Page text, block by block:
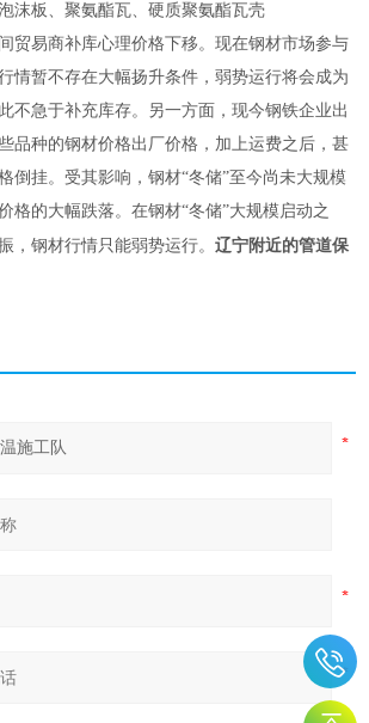
沫板、聚氨酯瓦、硬质聚氨酯瓦壳
贸易商补库心理价格下移。现在钢材市场参与
情暂不存在大幅扬升条件，弱势运行将会成为
不急于补充库存。另一方面，现今钢铁企业出
品种的钢材价格出厂价格，加上运费之后，甚
倒挂。受其影响，钢材“冬储”至今尚未大规模
格的大幅跌落。在钢材“冬储”大规模启动之
，钢材行情只能弱势运行。辽宁附近的管道保